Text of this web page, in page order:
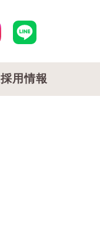
採用情報